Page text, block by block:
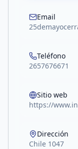
Email
Teléfono
2657676671
Sitio web
https://
Dirección
Chile 1047